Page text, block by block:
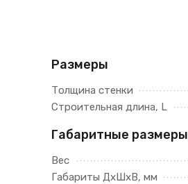
Размеры
Толщина стенки
Строительная длина, L
Габаритные размеры
Вес
Габариты ДхШхВ, мм